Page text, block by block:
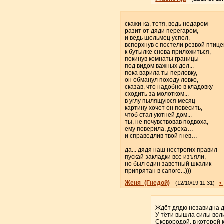
скажи-ка, тетя, ведь недаром
разит от дяди перегаром,
и ведь шельмец успел,
вспорхнув с постели резвой
к бутылке снова приложиться,
покинув комнаты границы
под видом важных дел...
пока варила ты перловку,
он обманул походу ловко,
сказав, что надобно в кладовку
сходить за молотком...
в углу пылящуюся месяц
картину хочет он повесить,
чтоб стал уютней дом...
ты, не почувствовав подвоха,
ему поверила, дуреха…
и справедлив твой гнев…
да... дядя наш нестрогих правил -
пускай закладки все изъяли,
но был один заветный шкалик
припрятан в сапоге...)))
Женя_(Гнедой)
(12/10/19 11:31) •
Ждёт дядю незавидна
У тёти вышла силы
Сковородой, в которой